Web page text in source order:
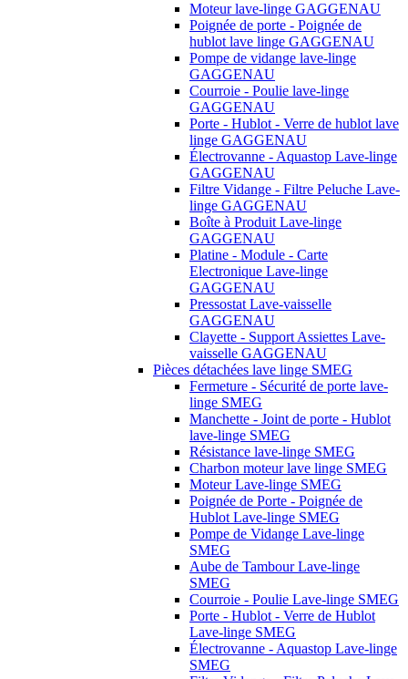
Moteur lave-linge GAGGENAU
Poignée de porte - Poignée de
hublot lave linge GAGGENAU
Pompe de vidange lave-linge
GAGGENAU
Courroie - Poulie lave-linge
GAGGENAU
Porte - Hublot - Verre de hublot lave
linge GAGGENAU
Électrovanne - Aquastop Lave-linge
GAGGENAU
Filtre Vidange - Filtre Peluche Lave-
linge GAGGENAU
Boîte à Produit Lave-linge
GAGGENAU
Platine - Module - Carte
Electronique Lave-linge
GAGGENAU
Pressostat Lave-vaisselle
GAGGENAU
Clayette - Support Assiettes Lave-
vaisselle GAGGENAU
Pièces détachées lave linge SMEG
Fermeture - Sécurité de porte lave-
linge SMEG
Manchette - Joint de porte - Hublot
lave-linge SMEG
Résistance lave-linge SMEG
Charbon moteur lave linge SMEG
Moteur Lave-linge SMEG
Poignée de Porte - Poignée de
Hublot Lave-linge SMEG
Pompe de Vidange Lave-linge
SMEG
Aube de Tambour Lave-linge
SMEG
Courroie - Poulie Lave-linge SMEG
Porte - Hublot - Verre de Hublot
Lave-linge SMEG
Électrovanne - Aquastop Lave-linge
SMEG